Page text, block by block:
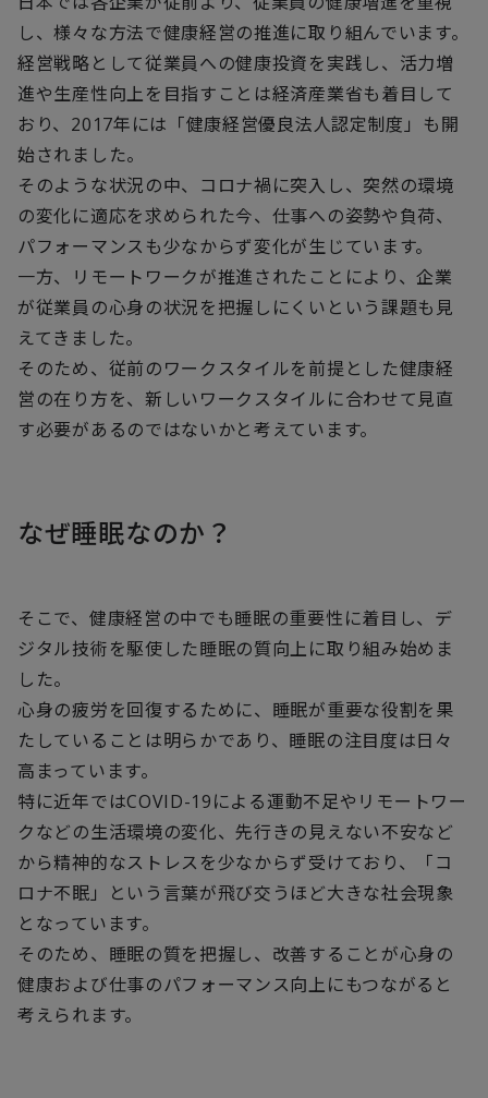
し、様々な方法で健康経営の推進に取り組んでいます。
経営戦略として従業員への健康投資を実践し、活力増
進や生産性向上を目指すことは経済産業省も着目して
おり、2017年には「健康経営優良法人認定制度」も開
始されました。
そのような状況の中、コロナ禍に突入し、突然の環境
の変化に適応を求められた今、仕事への姿勢や負荷、
パフォーマンスも少なからず変化が生じています。
一方、リモートワークが推進されたことにより、企業
が従業員の心身の状況を把握しにくいという課題も見
えてきました。
そのため、従前のワークスタイルを前提とした健康経
営の在り方を、新しいワークスタイルに合わせて見直
す必要があるのではないかと考えています。
なぜ睡眠なのか？
そこで、健康経営の中でも睡眠の重要性に着目し、デ
ジタル技術を駆使した睡眠の質向上に取り組み始めま
した。
心身の疲労を回復するために、睡眠が重要な役割を果
たしていることは明らかであり、睡眠の注目度は日々
高まっています。
特に近年ではCOVID-19による運動不足やリモートワー
クなどの生活環境の変化、先行きの見えない不安など
から精神的なストレスを少なからず受けており、「コ
ロナ不眠」という言葉が飛び交うほど大きな社会現象
となっています。
そのため、睡眠の質を把握し、改善することが心身の
健康および仕事のパフォーマンス向上にもつながると
考えられます。